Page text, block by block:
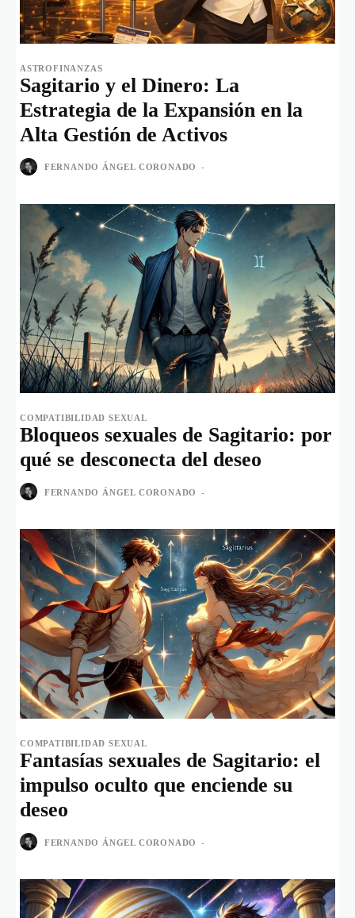
ASTROFINANZAS
Sagitario y el Dinero: La
Estrategia de la Expansión en la
Alta Gestión de Activos
FERNANDO ÁNGEL CORONADO -
COMPATIBILIDAD SEXUAL
Bloqueos sexuales de Sagitario: por
qué se desconecta del deseo
FERNANDO ÁNGEL CORONADO -
COMPATIBILIDAD SEXUAL
Fantasías sexuales de Sagitario: el
impulso oculto que enciende su
deseo
FERNANDO ÁNGEL CORONADO -